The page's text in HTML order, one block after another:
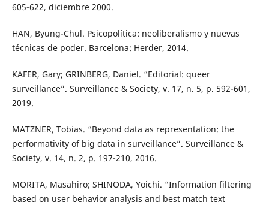
605-622, diciembre 2000.
HAN, Byung-Chul. Psicopolítica: neoliberalismo y nuevas
técnicas de poder. Barcelona: Herder, 2014.
KAFER, Gary; GRINBERG, Daniel. “Editorial: queer
surveillance”. Surveillance & Society, v. 17, n. 5, p. 592-601,
2019.
MATZNER, Tobias. “Beyond data as representation: the
performativity of big data in surveillance”. Surveillance &
Society, v. 14, n. 2, p. 197-210, 2016.
MORITA, Masahiro; SHINODA, Yoichi. “Information filtering
based on user behavior analysis and best match text